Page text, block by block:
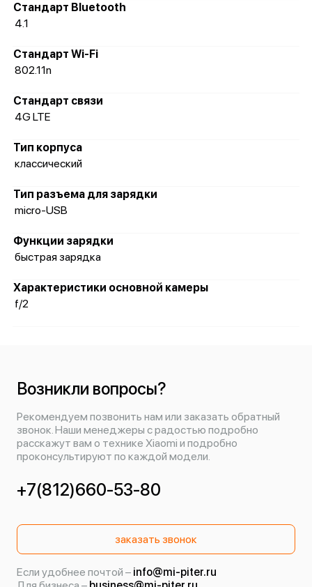
Стандарт Bluetooth
4.1
Стандарт Wi-Fi
802.11n
Стандарт связи
4G LTE
Тип корпуса
классический
Тип разъема для зарядки
micro-USB
Функции зарядки
быстрая зарядка
Характеристики основной камеры
f/2
Возникли вопросы?
Рекомендуем позвонить нам или заказать обратный
звонок. Наши менеджеры с радостью подробно
расскажут вам о технике Xiaomi и подробно
проконсультируют по каждой модели.
+7(812)660-53-80
заказать звонок
Если удобнее почтой – info@mi-piter.ru